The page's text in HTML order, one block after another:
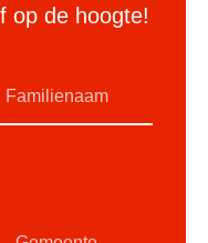
op de hoogte!